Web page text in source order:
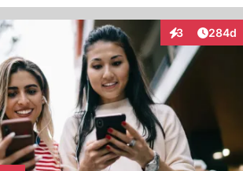
3
Interaktionen
284d